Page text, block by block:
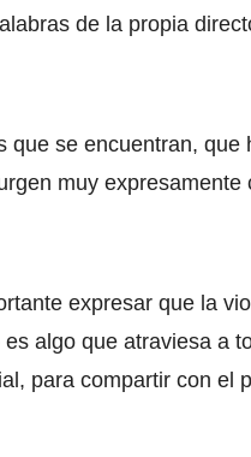
de la propia
que se encuentran,
muy
expresar que la
algo que atraviesa a
para compartir con el